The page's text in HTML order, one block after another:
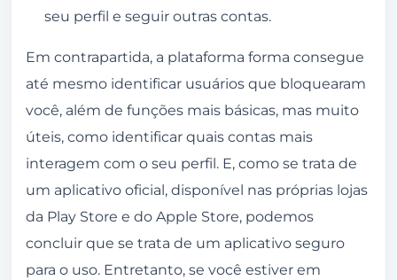
seu perfil e seguir outras contas.
Em contrapartida, a plataforma forma consegue
até mesmo identificar usuários que bloquearam
você, além de funções mais básicas, mas muito
úteis, como identificar quais contas mais
interagem com o seu perfil. E, como se trata de
um aplicativo oficial, disponível nas próprias lojas
da Play Store e do Apple Store, podemos
concluir que se trata de um aplicativo seguro
para o uso. Entretanto, se você estiver em